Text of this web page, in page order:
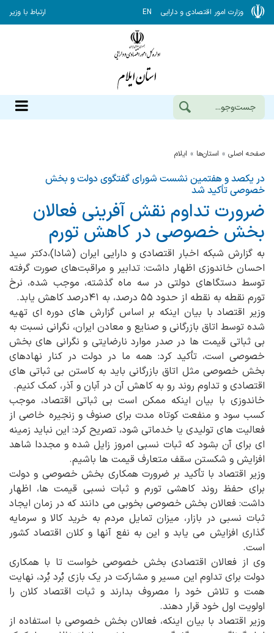
وزارت امور اقتصادی و دارایی EN ارتباط با وزیر
صفحه اصلی استان‌ها ایلام
در یکصد و هفتمین نشست شورای گفتگوی دولت و بخش
خصوصی تأکید شد
ضرورت تداوم‌ نقش آفرینی فعالان
بخش خصوصی در كاهش تورم
به گزارش شبکه اخبار اقتصادی و دارایی ایران (شادا)،دکتر سید
احسان خاندوزی اظهار داشت: تدابیر و مراقبت‌های صورت گرفته
توسط دستگاهای دولتی در سه ماه گذشته، موجب شده، نرخ
تورم نقطه به نقطه از حدود ۵۵ درصد، به ۴۱درصد کاهش یابد.
وزیر اقتصاد با بیان اینکه بر اساس گزارش های دوره ای تهیه
شده توسط اتاق بازرگانی و صنایع و معادن ایران، نگرانی نسبت به
بی ثباتی قیمت ها در صدر موارد نارضایتی و نگرانی های بخش
خصوصی است، تأکید کرد: همه ما در دولت در کنار نهادهای
بخش خصوصی مثل اتاق بازرگانی باید به کاستن بی ثباتی های
اقتصادی و تداوم روند رو به کاهش آن در آبان و آذر، کمک کنیم.
خاندوزی با بیان اینکه ممکن است بی ثباتی اقتصاد، موجب
کسب سود و منفعت کوتاه مدت برای صنوف و زنجیره خاصی از
فعالیت های تولیدی یا خدماتی شود، تصریح کرد: این نباید زمینه
ای برای آن بشود که ثبات نسبی امروز زایل شده و مجددا شاهد
افزایش و شکستن سقف متعارف قیمت ها باشیم.
وزیر اقتصاد با تأکید بر ضرورت همکاری بخش خصوصی و دولت
برای حفظ روند کاهشی تورم و ثبات نسبی قیمت ها، اظهار
داشت: فعالان بخش خصوصی بخوبی می دانند که در زمان ایجاد
ثبات نسبی در بازار، میزان تمایل مردم به خرید کالا و سرمایه
گذاری افزایش می یابد و این به نفع آنها و کلان اقتصاد کشور
است.
وی از فعالان اقتصادی بخش خصوصی خواست تا با همکاری
دولت برای تداوم این مسیر و مشارکت در یک بازی بُرد بُرد، نهایت
همت و تلاش خود را مصروف بدارند و ثبات اقتصاد کلان را
اولویت اول خود قرار دهند.
وزیر اقتصاد با بیان اینکه، فعالان بخش خصوصی با استفاده از